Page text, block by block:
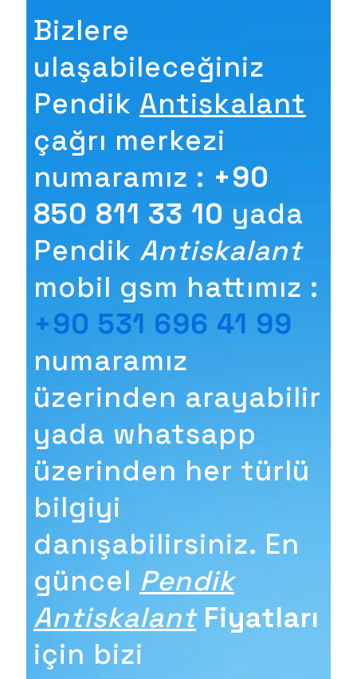
Bizlere
ulaşabileceğiniz
Pendik Antiskalant
çağrı merkezi
numaramız : +90
850 811 33 10 yada
Pendik Antiskalant
mobil gsm hattımız :
+90 531 696 41 99
numaramız
üzerinden arayabilir
yada whatsapp
üzerinden her türlü
bilgiyi
danışabilirsiniz. En
güncel Pendik
Antiskalant Fiyatları
için bizi